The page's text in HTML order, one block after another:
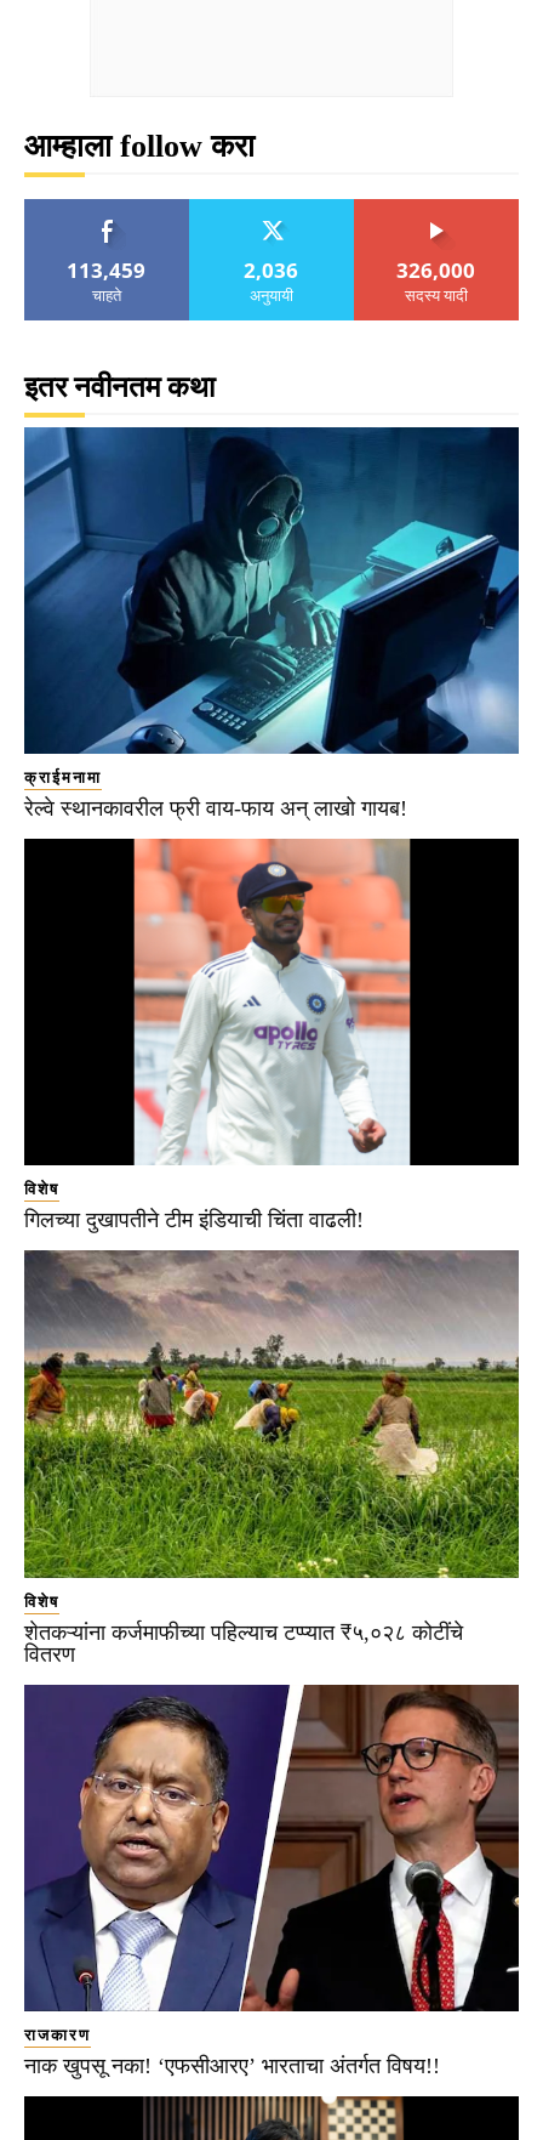
आम्हाला follow करा
113,459
चाहते
2,036
अनुयायी
326,000
सदस्य यादी
इतर नवीनतम कथा
क्राईमनामा
रेल्वे स्थानकावरील फ्री वाय-फाय अन् लाखो गायब!
विशेष
गिलच्या दुखापतीने टीम इंडियाची चिंता वाढली!
विशेष
शेतकऱ्यांना कर्जमाफीच्या पहिल्याच टप्प्यात ₹५,०२८ कोटींचे
वितरण
राजकारण
नाक खुपसू नका! ‘एफसीआरए’ भारताचा अंतर्गत विषय!!